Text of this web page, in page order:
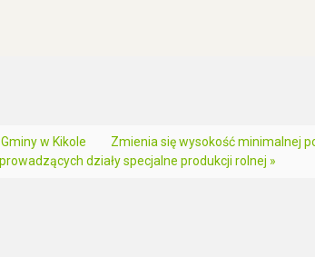
w Kikole
Zmienia się wysokość minimalnej
działy specjalne produkcji rolnej »